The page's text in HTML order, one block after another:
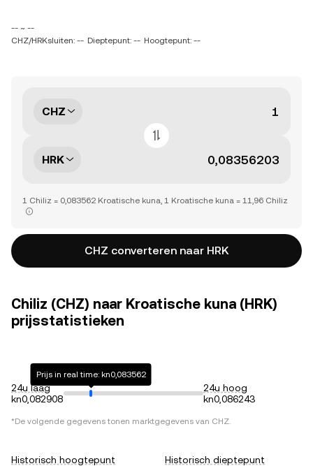
-- ~ --
CHZ/HRKsluiten: -- Dieptepunt: -- Hoogtepunt: --
CHZ
HRK
1 Chiliz = 0,083562 Kroatische kuna, 1 Kroatische kuna = 11,96 Chiliz
CHZ converteren naar HRK
Chiliz (CHZ) naar Kroatische kuna (HRK)
prijsstatistieken
24u laag
kn0,082908
Prijs in real time: kn0,083562
24u hoog
kn0,086243
*De volgende gegevens tonen marktgegevens van CHZ.
Historisch hoogtepunt
Historisch dieptepunt